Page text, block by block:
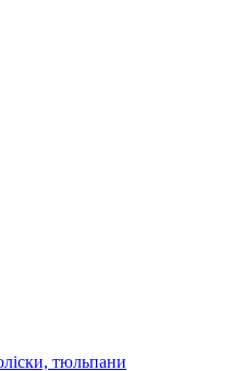
тюльпани